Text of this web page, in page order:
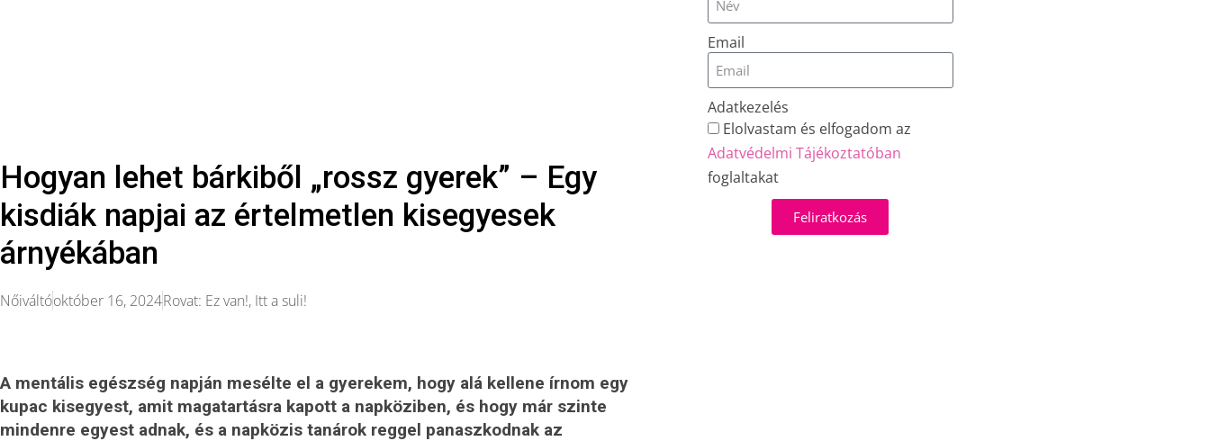
Hogyan lehet bárkiből „rossz gyerek” – Egy
kisdiák napjai az értelmetlen kisegyesek
árnyékában
Nőiváltóoktóber 16, 2024Rovat: Ez van!, Itt a suli!
A mentális egészség napján mesélte el a gyerekem, hogy alá kellene írnom egy
kupac kisegyest, amit magatartásra kapott a napköziben, és hogy már szinte
mindenre egyest adnak, és a napközis tanárok reggel panaszkodnak az
Email
Adatkezelés
Elolvastam és elfogadom az
Adatvédelmi Tájékoztatóban
foglaltakat
Feliratkozás